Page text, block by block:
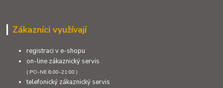
Zákazníci využívají
registraci v e-shopu
on-line zákaznický servis
( PO-NE 8:00-21:00 )
telefonický zákaznický servis